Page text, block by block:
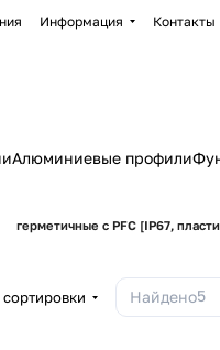
Информация Контакты
Алюминиевые профили
герметичные с PFC [IP67,
Найдено5